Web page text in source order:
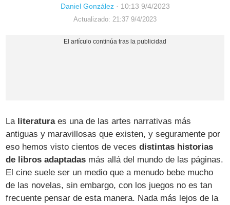
Daniel González· 10:13 9/4/2023
Actualizado: 21:37 9/4/2023
La literaturaes una de las artes narrativas más
antiguas y maravillosas que existen, y seguramente por
eso hemos visto cientos de vecesdistintas historias
de libros adaptadas más allá del mundo de las páginas.
El cine suele ser un medio que a menudo bebe mucho
de las novelas, sin embargo, con los juegos no es tan
frecuente pensar de esta manera. Nada más lejos de la